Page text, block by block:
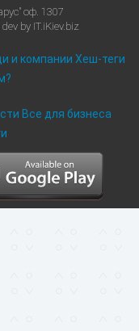
оф. 1307
dev by IT.iKiev.biz
и компании Хеш-теги
Все для бизнеса